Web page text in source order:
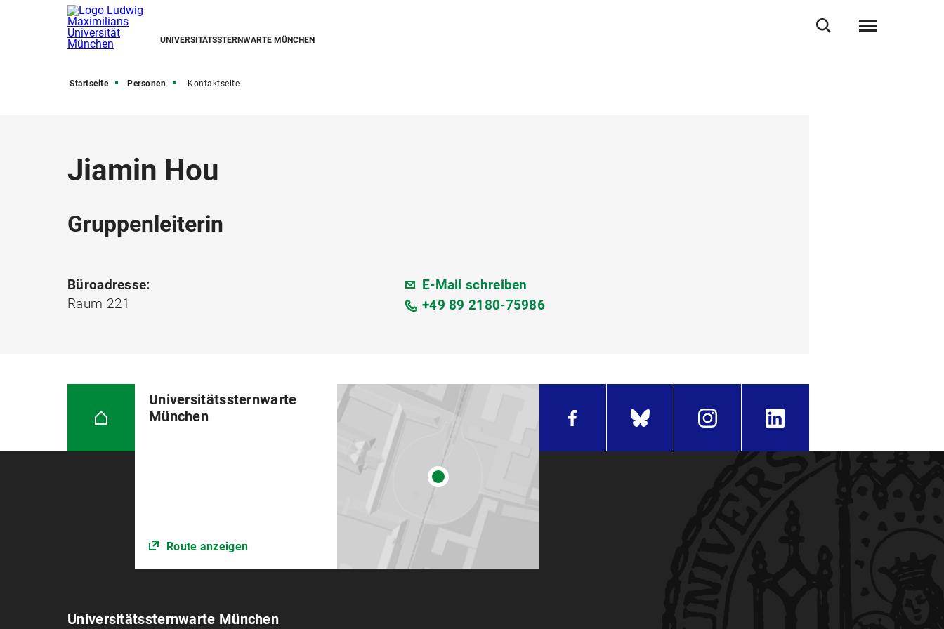
UNIVERSITÄTSSTERNWARTE MÜNCHEN
Startseite Personen Kontaktseite
Jiamin Hou
Gruppenleiterin
Büroadresse:
Raum 221
E-Mail schreiben
+49 89 2180-75986
Universitätssternwarte
München
Route anzeigen
Universitätssternwarte München